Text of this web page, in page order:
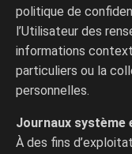
politique de
l’Utilisateur des
informations
particuliers ou la
personnelles.
Journaux système
À des fins